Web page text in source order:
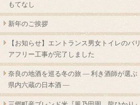
もてなし
新年のご挨拶
【お知らせ】エントランス男女トイレのバリ
アフリー工事が完了しました
奈良の地酒を巡る冬の旅 ― 利き酒師が選ぶ
県内六蔵の日本酒 ―